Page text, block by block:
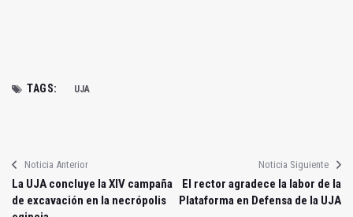
TAGS: UJA
Noticia Anterior
La UJA concluye la XIV campaña
de excavación en la necrópolis
Noticia Siguiente
El rector agradece la labor de la
Plataforma en Defensa de la UJA